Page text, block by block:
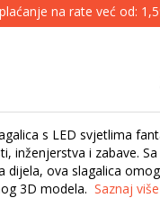
na rate već od:
s LED svjetlima
inženjerstva i zabave. Sa
dijela, ova slagalica
3D modela. Saznaj više